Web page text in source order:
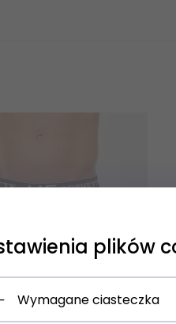
plików
Wymagane ciasteczka
NA newsletter i odbierz